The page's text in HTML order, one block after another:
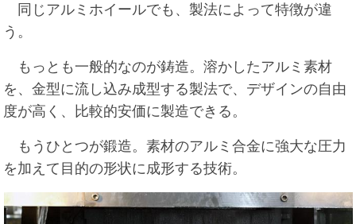
同じアルミホイールでも、製法によって特徴が違
う。
もっとも一般的なのが鋳造。溶かしたアルミ素材
を、金型に流し込み成型する製法で、デザインの自由
度が高く、比較的安価に製造できる。
もうひとつが鍛造。素材のアルミ合金に強大な圧力
を加えて目的の形状に成形する技術。